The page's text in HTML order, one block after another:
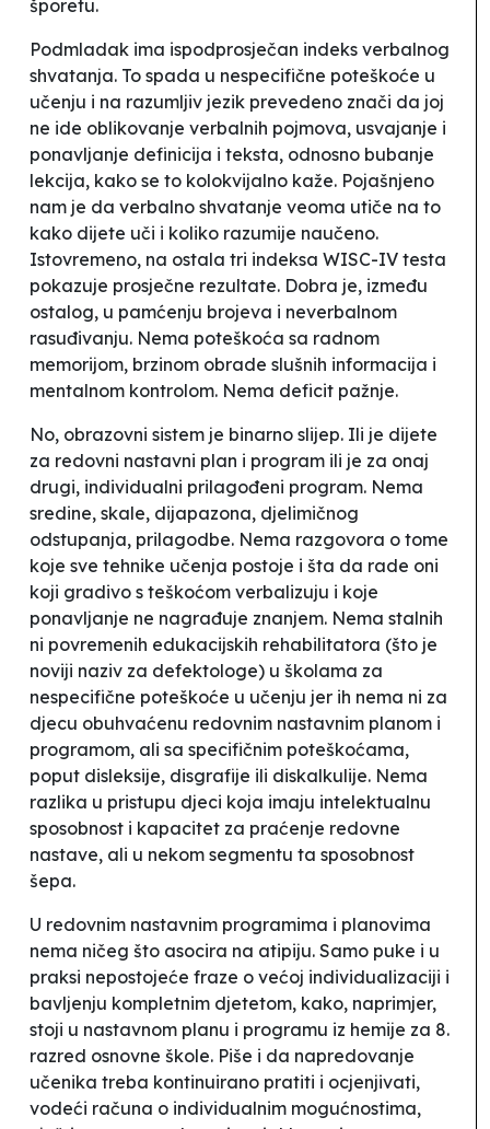
šporetu.
Podmladak ima ispodprosječan indeks verbalnog
shvatanja. To spada u nespecifične poteškoće u
učenju i na razumljiv jezik prevedeno znači da joj
ne ide oblikovanje verbalnih pojmova, usvajanje i
ponavljanje definicija i teksta, odnosno bubanje
lekcija, kako se to kolokvijalno kaže. Pojašnjeno
nam je da verbalno shvatanje veoma utiče na to
kako dijete uči i koliko razumije naučeno.
Istovremeno, na ostala tri indeksa WISC-IV testa
pokazuje prosječne rezultate. Dobra je, između
ostalog, u pamćenju brojeva i neverbalnom
rasuđivanju. Nema poteškoća sa radnom
memorijom, brzinom obrade slušnih informacija i
mentalnom kontrolom. Nema deficit pažnje.
No, obrazovni sistem je binarno slijep. Ili je dijete
za redovni nastavni plan i program ili je za onaj
drugi, individualni prilagođeni program. Nema
sredine, skale, dijapazona, djelimičnog
odstupanja, prilagodbe. Nema razgovora o tome
koje sve tehnike učenja postoje i šta da rade oni
koji gradivo s teškoćom verbalizuju i koje
ponavljanje ne nagrađuje znanjem. Nema stalnih
ni povremenih edukacijskih rehabilitatora (što je
noviji naziv za defektologe) u školama za
nespecifične poteškoće u učenju jer ih nema ni za
djecu obuhvaćenu redovnim nastavnim planom i
programom, ali sa specifičnim poteškoćama,
poput disleksije, disgrafije ili diskalkulije. Nema
razlika u pristupu djeci koja imaju intelektualnu
sposobnost i kapacitet za praćenje redovne
nastave, ali u nekom segmentu ta sposobnost
šepa.
U redovnim nastavnim programima i planovima
nema ničeg što asocira na atipiju. Samo puke i u
praksi nepostojeće fraze o većoj individualizaciji i
bavljenju kompletnim djetetom, kako, naprimjer,
stoji u nastavnom planu i programu iz hemije za 8.
razred osnovne škole. Piše i da napredovanje
učenika treba kontinuirano pratiti i ocjenjivati,
vodeći računa o individualnim mogućnostima,